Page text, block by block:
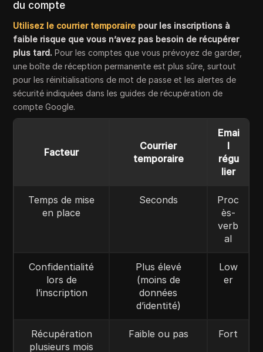
du compte
Utilisez le courrier temporaire pour les inscriptions à
faible risque que vous n’avez pas besoin de récupérer
plus tard. Pour les comptes que vous prévoyez de garder,
une boîte de réception permanente est plus sûre, surtout
pour les réinitialisations de mot de passe et les alertes de
sécurité indiquées dans les guides de récupération de
compte Google.
Facteur
Courrier
temporaire
Emai
l
régu
lier
Temps de mise
en place
Seconds
Proc
ès-
verb
al
Confidentialité
lors de
l’inscription
Plus élevé
(moins de
données
d’identité)
Low
er
Récupération
plusieurs mois
Faible ou pas Fort